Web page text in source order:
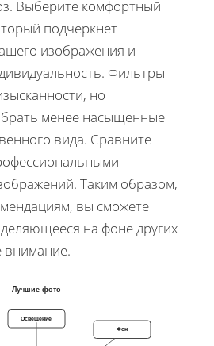
Выберите комфортный
подчеркнет
изображения и
Фильтры
но
менее насыщенные
вида. Сравните
Таким образом,
вы сможете
на фоне других
Лучшие фото
Освещение
Фон